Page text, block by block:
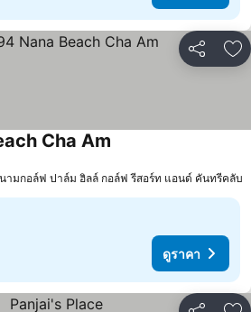
แชร์ เ
Cha Am
นามกอล์ฟ ปาล์ม ฮิลล์ กอล์ฟ รีสอร์ท แอนด์ คันทรีคลับ
ดูราคา